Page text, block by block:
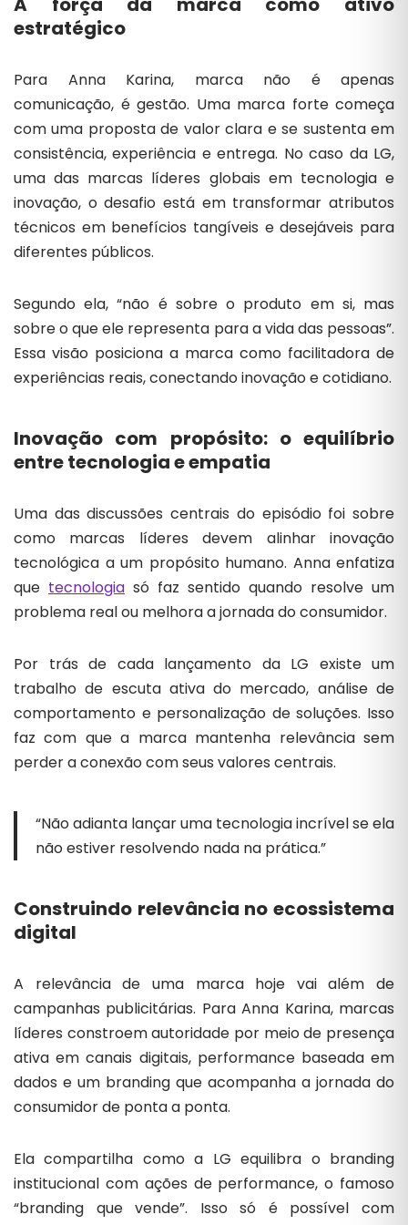
estratégico
Para Anna Karina, marca não é apenas
comunicação, é gestão. Uma marca forte começa
com uma proposta de valor clara e se sustenta em
consistência, experiência e entrega. No caso da LG,
uma das marcas líderes globais em tecnologia e
inovação, o desafio está em transformar atributos
técnicos em benefícios tangíveis e desejáveis para
diferentes públicos.
Segundo ela, “não é sobre o produto em si, mas
sobre o que ele representa para a vida das pessoas”.
Essa visão posiciona a marca como facilitadora de
experiências reais, conectando inovação e cotidiano.
Inovação com propósito: o equilíbrio
entre tecnologia e empatia
Uma das discussões centrais do episódio foi sobre
como marcas líderes devem alinhar inovação
tecnológica a um propósito humano. Anna enfatiza
que tecnologia só faz sentido quando resolve um
problema real ou melhora a jornada do consumidor.
Por trás de cada lançamento da LG existe um
trabalho de escuta ativa do mercado, análise de
comportamento e personalização de soluções. Isso
faz com que a marca mantenha relevância sem
perder a conexão com seus valores centrais.
“Não adianta lançar uma tecnologia incrível se ela
não estiver resolvendo nada na prática.”
Construindo relevância no ecossistema
digital
A relevância de uma marca hoje vai além de
campanhas publicitárias. Para Anna Karina, marcas
líderes constroem autoridade por meio de presença
ativa em canais digitais, performance baseada em
dados e um branding que acompanha a jornada do
consumidor de ponta a ponta.
Ela compartilha como a LG equilibra o branding
institucional com ações de performance, o famoso
“branding que vende”. Isso só é possível com